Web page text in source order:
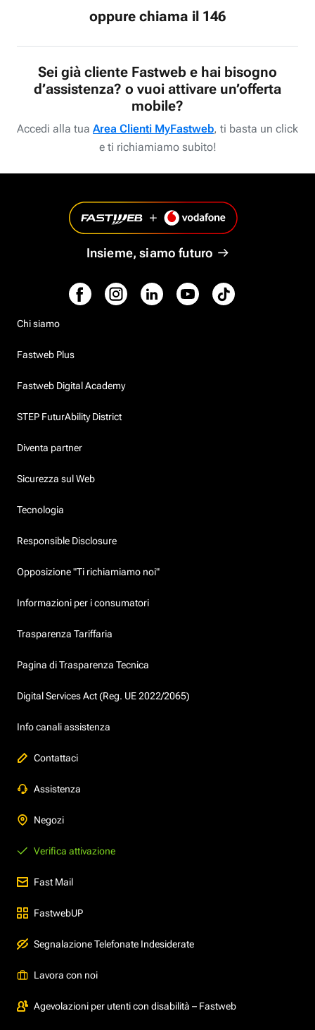
oppure chiama il 146
Sei già cliente Fastweb e hai bisogno
d’assistenza? o vuoi attivare un’offerta
mobile?
Accedi alla tua Area Clienti MyFastweb, ti basta un click
e ti richiamiamo subito!
Insieme, siamo futuro
Chi siamo
Fastweb Plus
Fastweb Digital Academy
STEP FuturAbility District
Diventa partner
Sicurezza sul Web
Tecnologia
Responsible Disclosure
Opposizione "Ti richiamiamo noi"
Informazioni per i consumatori
Trasparenza Tariffaria
Pagina di Trasparenza Tecnica
Digital Services Act (Reg. UE 2022/2065)
Info canali assistenza
Contattaci
Assistenza
Negozi
Verifica attivazione
Fast Mail
FastwebUP
Segnalazione Telefonate Indesiderate
Lavora con noi
Agevolazioni per utenti con disabilità – Fastweb